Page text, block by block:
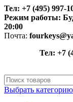
Тел: +7 (495) 997-
Режим работы:
20:00
Почта:
Тел: +7
Выбрать категорию